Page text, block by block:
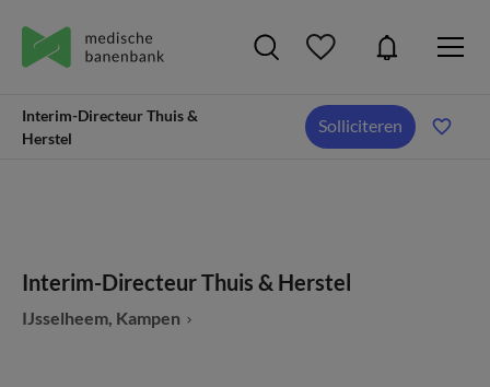
Interim-Directeur Thuis &
Herstel
Solliciteren
Interim-Directeur Thuis & Herstel
IJsselheem, Kampen